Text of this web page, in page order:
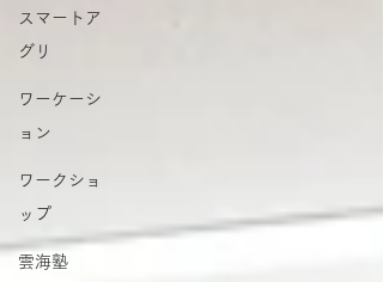
スマートア
グリ
ワーケーシ
ョン
ワークショ
ップ
雲海塾